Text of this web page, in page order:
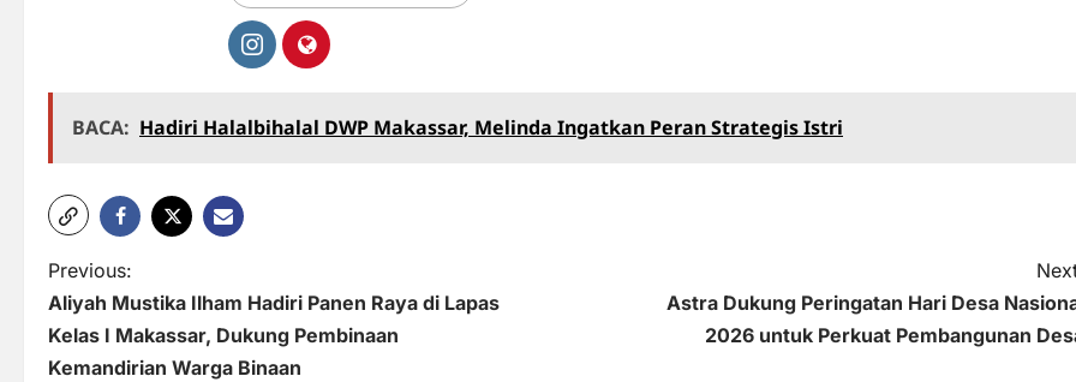
BACA: Hadiri Halalbihalal DWP Makassar, Melinda Ingatkan Peran Strategis Istri
P
o
s
Previous:
Aliyah Mustika Ilham Hadiri Panen Raya di Lapas
Kelas I Makassar, Dukung Pembinaan
Kemandirian Warga Binaan
Astra Dukung Peringatan Hari Desa
2026 untuk Perkuat Pembangunan